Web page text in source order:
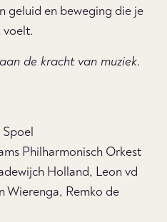
geluid en beweging die je
voelt.
de kracht van muziek.
Philharmonisch Orkest
Holland, Leon vd
Wierenga, Remko de